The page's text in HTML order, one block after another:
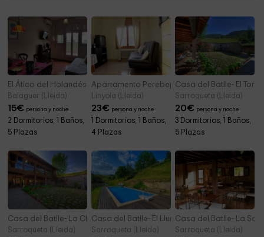
El Ático del Holandés
Balaguer (Lleida)
15€ persona y noche
2 Dormitorios, 1 Baños,
5 Plazas
Apartamento Perebep
Linyola (Lleida)
23€ persona y noche
1 Dormitorios, 1 Baños,
4 Plazas
Casa del Batlle- El
Sarroqueta (Lleida)
20€ persona y noche
3 Dormitorios, 1 Baños,
5 Plazas
Casa del Batlle- La Chenill
Sarroqueta (Lleida)
Casa del Batlle- El Lluma
Sarroqueta (Lleida)
Casa del Batlle- La
Sarroqueta (Lleida)